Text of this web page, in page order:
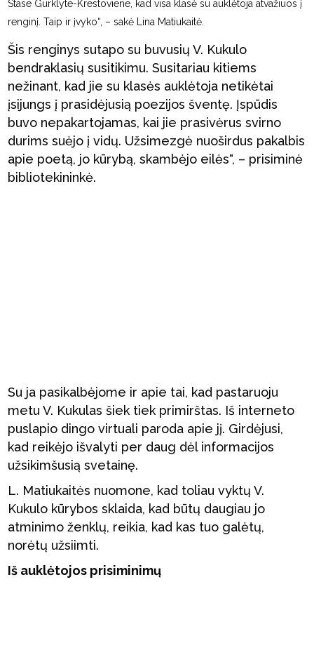
Stase Gurklyte-Krestoviene, kad visa klasė su auklėtoja atvažiuos į
renginį. Taip ir įvyko“, – sakė Lina Matiukaitė.
Šis renginys sutapo su buvusių V. Kukulo
bendraklasių susitikimu. Susitariau kitiems
nežinant, kad jie su klasės auklėtoja netikėtai
įsijungs į prasidėjusią poezijos šventę. Įspūdis
buvo nepakartojamas, kai jie prasivėrus svirno
durims suėjo į vidų. Užsimezgė nuoširdus pakalbis
apie poetą, jo kūrybą, skambėjo eilės“, – prisiminė
bibliotekininkė.
Su ja pasikalbėjome ir apie tai, kad pastaruoju
metu V. Kukulas šiek tiek primirštas. Iš interneto
puslapio dingo virtuali paroda apie jį. Girdėjusi,
kad reikėjo išvalyti per daug dėl informacijos
užsikimšusią svetainę.
L. Matiukaitės nuomone, kad toliau vyktų V.
Kukulo kūrybos sklaida, kad būtų daugiau jo
atminimo ženklų, reikia, kad kas tuo galėtų,
norėtų užsiimti.
Iš auklėtojos prisiminimų